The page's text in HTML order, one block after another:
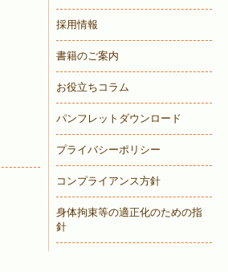
採用情報
書籍のご案内
お役立ちコラム
パンフレットダウンロード
プライバシーポリシー
コンプライアンス方針
身体拘束等の適正化のための指
針